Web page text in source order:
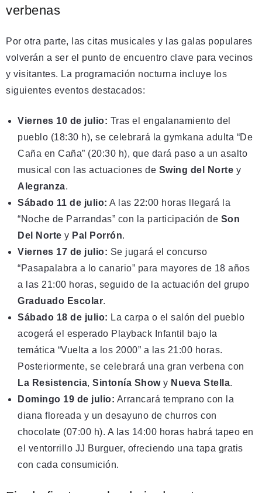
verbenas
Por otra parte, las citas musicales y las galas populares
volverán a ser el punto de encuentro clave para vecinos
y visitantes. La programación nocturna incluye los
siguientes eventos destacados:
Viernes 10 de julio: Tras el engalanamiento del
pueblo (18:30 h), se celebrará la gymkana adulta “De
Caña en Caña” (20:30 h), que dará paso a un asalto
musical con las actuaciones de Swing del Norte y
Alegranza.
Sábado 11 de julio: A las 22:00 horas llegará la
“Noche de Parrandas” con la participación de Son
Del Norte y Pal Porrón.
Viernes 17 de julio: Se jugará el concurso
“Pasapalabra a lo canario” para mayores de 18 años
a las 21:00 horas, seguido de la actuación del grupo
Graduado Escolar.
Sábado 18 de julio: La carpa o el salón del pueblo
acogerá el esperado Playback Infantil bajo la
temática “Vuelta a los 2000” a las 21:00 horas.
Posteriormente, se celebrará una gran verbena con
La Resistencia, Sintonía Showy Nueva Stella.
Domingo 19 de julio: Arrancará temprano con la
diana floreada y un desayuno de churros con
chocolate (07:00 h). A las 14:00 horas habrá tapeo en
el ventorrillo JJ Burguer, ofreciendo una tapa gratis
con cada consumición.